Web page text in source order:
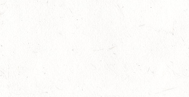
Highlight in Ayl